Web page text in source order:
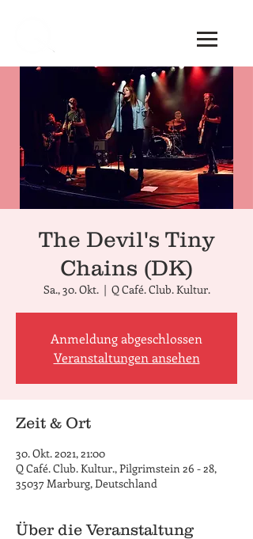
The Devil's Tiny
Chains (DK)
Sa., 30. Okt.
  |
Q Café. Club. Kultur.
Anmeldung abgeschlossen
Veranstaltungen ansehen
Zeit & Ort
30. Okt. 2021, 21:00
Q Café. Club. Kultur., Pilgrimstein 26 - 28,
35037 Marburg, Deutschland
Über die Veranstaltung